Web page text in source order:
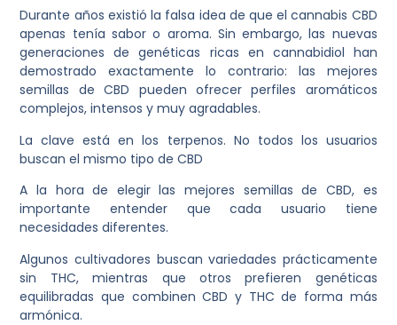
Durante años existió la falsa idea de que el cannabis CBD
apenas tenía sabor o aroma. Sin embargo, las nuevas
generaciones de genéticas ricas en cannabidiol han
demostrado exactamente lo contrario: las mejores
semillas de CBD pueden ofrecer perfiles aromáticos
complejos, intensos y muy agradables.
La clave está en los terpenos. No todos los usuarios
buscan el mismo tipo de CBD
A la hora de elegir las mejores semillas de CBD, es
importante entender que cada usuario tiene
necesidades diferentes.
Algunos cultivadores buscan variedades prácticamente
sin THC, mientras que otros prefieren genéticas
equilibradas que combinen CBD y THC de forma más
armónica.